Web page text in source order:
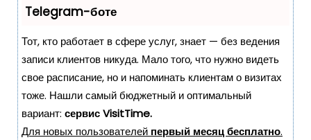
Telegram-боте
Тот, кто работает в сфере услуг, знает — без ведения
записи клиентов никуда. Мало того, что нужно видеть
свое расписание, но и напоминать клиентам о визитах
тоже. Нашли самый бюджетный и оптимальный
вариант: сервис VisitTime.
Для новых пользователей первый месяц бесплатно.